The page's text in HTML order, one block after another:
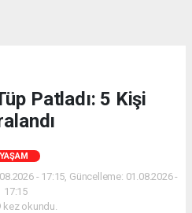
Patladı: 5 Kişi
YAŞAM
- 17:15, Güncelleme: 01.08.2026 -
17:15
kez okundu.